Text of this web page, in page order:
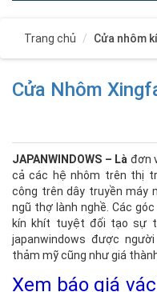
Trang chủ Cửa nhôm
Cửa Nhôm
JAPANWINDOWS – Là đơn
cả các hệ nhôm trên thị
công trên dây truyền máy
ngũ thợ lành nghề. Các
kín khít tuyệt đối tạo sự
japanwindows được
thảm mỹ cũng như giá
Xem báo giá